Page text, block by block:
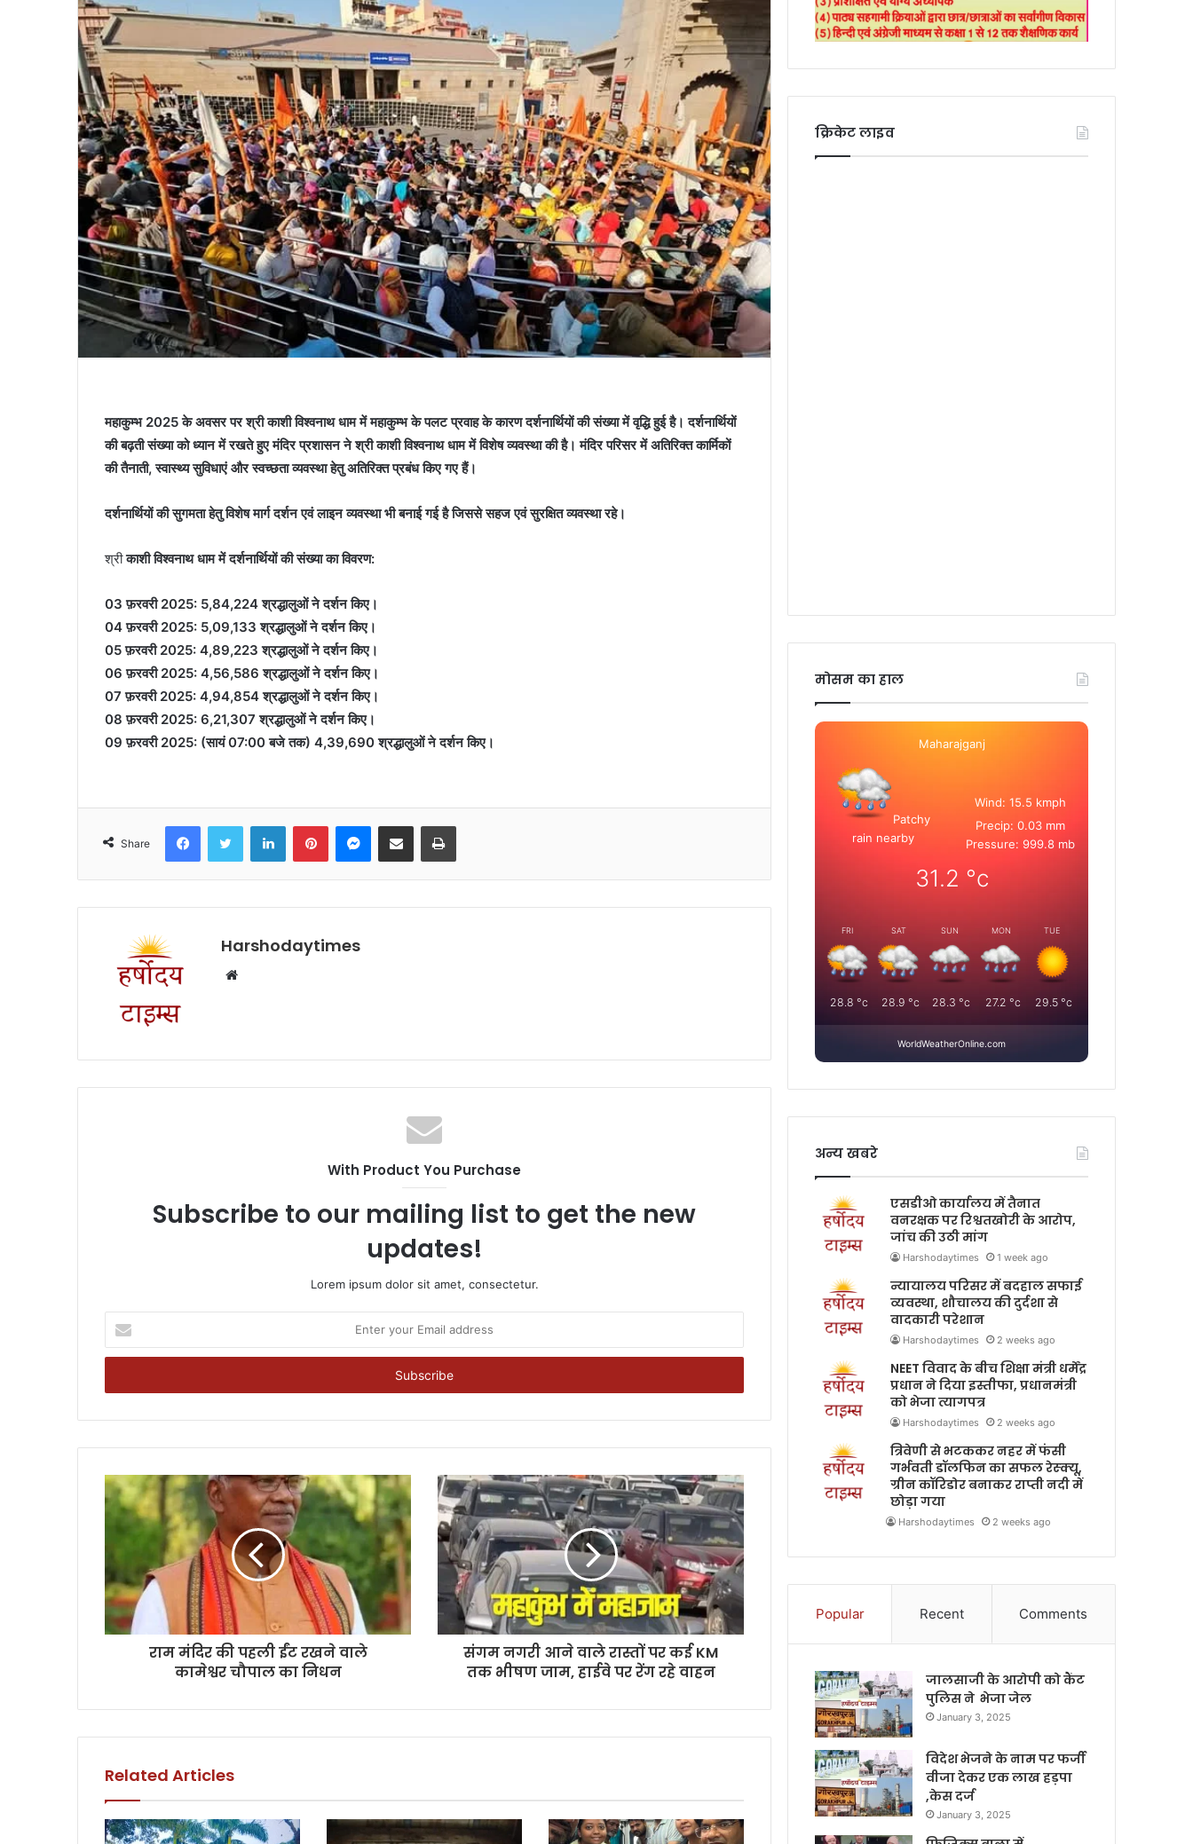
महाकुम्भ 2025 के अवसर पर श्री काशी विश्वनाथ धाम में महाकुम्भ के पलट प्रवाह के कारण दर्शनार्थियों की संख्या में वृद्धि हुई है। दर्शनार्थियों
की बढ़ती संख्या को ध्यान में रखते हुए मंदिर प्रशासन ने श्री काशी विश्वनाथ धाम में विशेष व्यवस्था की है। मंदिर परिसर में अतिरिक्त कार्मिकों
की तैनाती, स्वास्थ्य सुविधाएं और स्वच्छता व्यवस्था हेतु अतिरिक्त प्रबंध किए गए हैं।
दर्शनार्थियों की सुगमता हेतु विशेष मार्ग दर्शन एवं लाइन व्यवस्था भी बनाई गई है जिससे सहज एवं सुरक्षित व्यवस्था रहे।
श्रीकाशी विश्वनाथ धाम में दर्शनार्थियों की संख्या का विवरण:
03 फ़रवरी 2025: 5,84,224 श्रद्धालुओं ने दर्शन किए।
04 फ़रवरी 2025: 5,09,133 श्रद्धालुओं ने दर्शन किए।
05 फ़रवरी 2025: 4,89,223 श्रद्धालुओं ने दर्शन किए।
06 फ़रवरी 2025: 4,56,586 श्रद्धालुओं ने दर्शन किए।
07 फ़रवरी 2025: 4,94,854 श्रद्धालुओं ने दर्शन किए।
08 फ़रवरी 2025: 6,21,307 श्रद्धालुओं ने दर्शन किए।
09 फ़रवरी 2025: (सायं 07:00 बजे तक) 4,39,690 श्रद्धालुओं ने दर्शन किए।
Share
FacebookTwitter LinkedInPinterestMessenger
Share via Email Print
Harshodaytimes
Website
With Product You Purchase
Subscribe to our mailing list to get the new
updates!
Lorem ipsum dolor sit amet, consectetur.
your
Email
राम मंदि‍र की पहली ईंट रखने वाले
कामेश्वर चौपाल का न‍िधन
संगम नगरी आने वाले रास्तों पर कई KM
तक भीषण जाम, हाईवे पर रेंग रहे वाहन
Related Articles
क्रिकेट लाइव
मोसम का हाल
Maharajganj
Patchy
rain nearby
Wind: 15.5 kmph
Precip: 0.03 mm
Pressure: 999.8 mb
31.2 °c
FRI
28.8 °c
SAT
28.9 °c
SUN
28.3 °c
MON
27.2 °c
TUE
29.5 °c
WorldWeatherOnline.com
अन्य खबरे
एसडीओ कार्यालय में तैनात
वनरक्षक पर रिश्वतखोरी के आरोप,
जांच की उठी मांग
Harshodaytimes 1 week ago
न्यायालय परिसर में बदहाल सफाई
व्यवस्था, शौचालय की दुर्दशा से
वादकारी परेशान
Harshodaytimes 2 weeks ago
NEET विवाद के बीच शिक्षा मंत्री धर्मेंद्र
प्रधान ने दिया इस्तीफा, प्रधानमंत्री
को भेजा त्यागपत्र
Harshodaytimes 2 weeks ago
त्रिवेणी से भटककर नहर में फंसी
गर्भवती डॉलफिन का सफल रेस्क्यू,
ग्रीन कॉरिडोर बनाकर राप्ती नदी में
छोड़ा गया
Harshodaytimes 2 weeks ago
Popular Recent Comments
जालसाजी के आरोपी को कैंट
पुलिस ने भेजा जेल
January 3, 2025
विदेश भेजने के नाम पर फर्जी
वीजा देकर एक लाख हड़पा
,केस दर्ज
January 3, 2025